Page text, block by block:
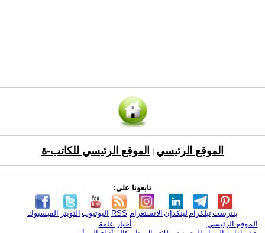
الموقع الرئيسي الموقع الرئيسي للكاتب-ة
تابعونا على:
الفيسبوك التويتر اليوتيوب RSS الانستغرام لينكدإن تيلكرامبنترست
الموقع الرئيسي
أخبار عامة